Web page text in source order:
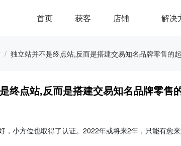
首页 获客 店铺 解决
独立站并不是终点站,反而是搭建交易知名品牌零售的
终点站,反而是搭建交易知名品牌零售
，小方位也取得了认证。2022年或将来2年，只能有愈